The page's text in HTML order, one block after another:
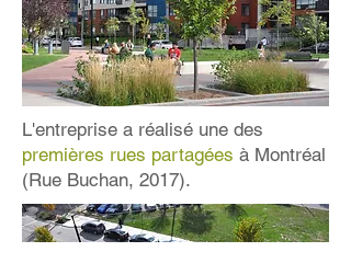
L'entreprise a réalisé une des
premières rues partagées à Montréal
(Rue Buchan, 2017).